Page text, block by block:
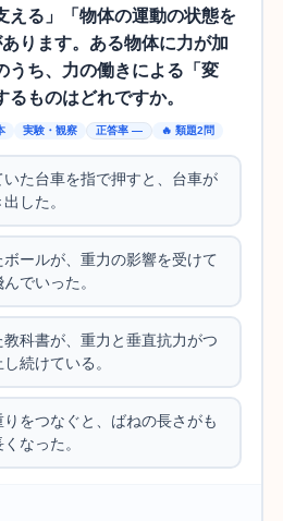
える」「物体の運動の状態を
ります。ある物体に力が加
うち、力の働きによる「変
ものはどれですか。
実験・観察 正答率 — 🔥 類題2問
いた台車を指で押すと、台車が
した。
ールが、重力の影響を受けて
でいった。
科書が、重力と垂直抗力がつ
続けている。
をつなぐと、ばねの長さがも
なった。